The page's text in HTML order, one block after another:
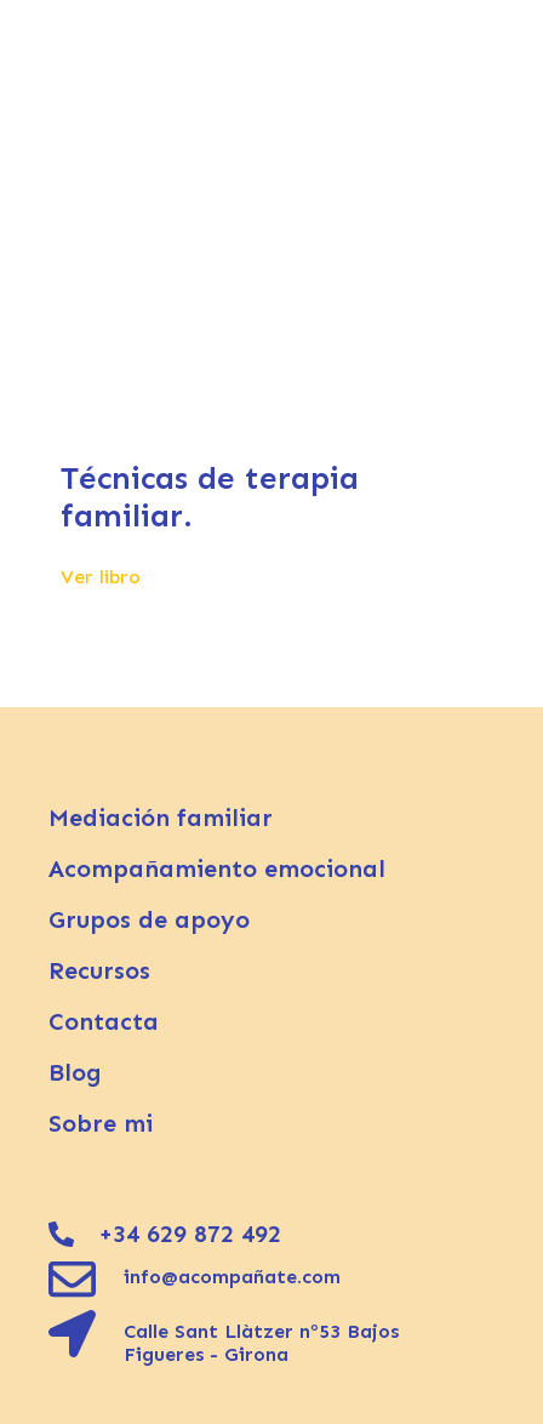
Técnicas de terapia
familiar.
Ver libro
Mediación familiar
Acompañamiento emocional
Grupos de apoyo
Recursos
Contacta
Blog
Sobre mi
+34 629 872 492
info@acompañate.com
Calle Sant Llàtzer nº53 Bajos
Figueres - Girona